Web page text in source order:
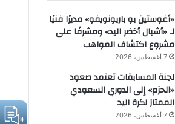
«أغوستين بو باريونويفو» مديرًا فنيًا
لـ «أشبال أخضر اليد» ومشرفًا على
مشروع اكتشاف المواهب
7 أغسطس، 2026
لجنة المسابقات تعتمد صعود
«الحزم» إلى الدوري السعودي
الممتاز لكرة اليد
7 أغسطس، 2026